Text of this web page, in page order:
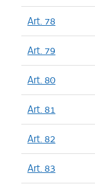
Art. 78
Art. 79
Art. 80
Art. 81
Art. 82
Art. 83